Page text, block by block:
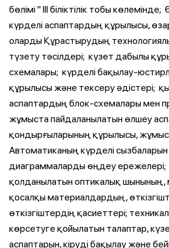
бөлімі " III біліктілік тобы көлемінде;
күрделі аспаптардың құрылысы,
оларды Құрастырудың
түзету тәсілдері; ­ күзет дабылы
схемалары; ­ күрделі бақылау-
құрылысы және тексеру әдістері;
аспаптардың блок-схемалары мен
жұмыста пайдаланылатын өлшеу
қондырғыларының құрылысы, жұмыс
Автоматиканың күрделі сызбаларын
диаграммаларды өңдеу ережелері;
қолданылатын оптикалық
қосалқы материалдардың,
өткізгіштердің қасиеттері;
көрсетуге қойылатын талаптар,
аспаптарын, кіруді бақылау және